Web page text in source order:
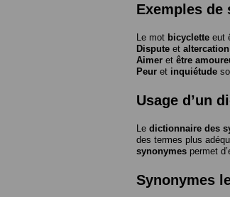
Exemples de
Le mot bicyclette eut
Dispute et altercation
Aimer et être
Peur et inquiétude
Usage d’un
Le dictionnaire des
des termes plus
synonymes permet
Synonymes